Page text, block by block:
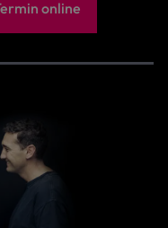
online